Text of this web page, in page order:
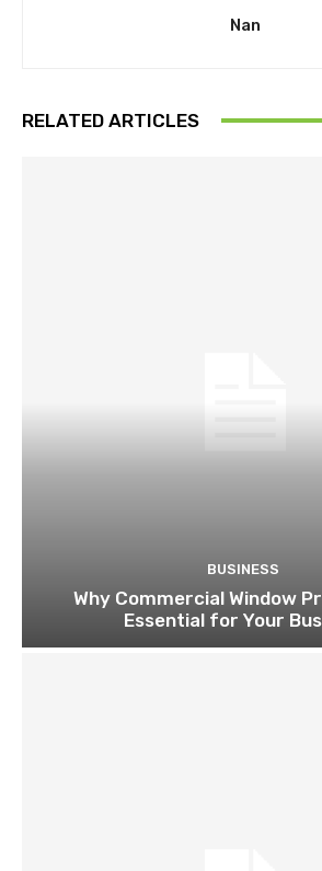
Nan
RELATED ARTICLES
BUSINESS
Why Commercial Window
Essential for Your